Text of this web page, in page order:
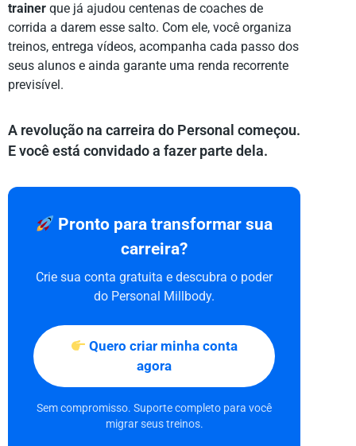
trainer que já ajudou centenas de coaches de
corrida a darem esse salto. Com ele, você organiza
treinos, entrega vídeos, acompanha cada passo dos
seus alunos e ainda garante uma renda recorrente
previsível.
A revolução na carreira do Personal começou.
E você está convidado a fazer parte dela.
Pronto para transformar sua
carreira?
Crie sua conta gratuita e descubra o poder
do Personal Millbody.
Quero criar minha conta
agora
Sem compromisso. Suporte completo para você
migrar seus treinos.